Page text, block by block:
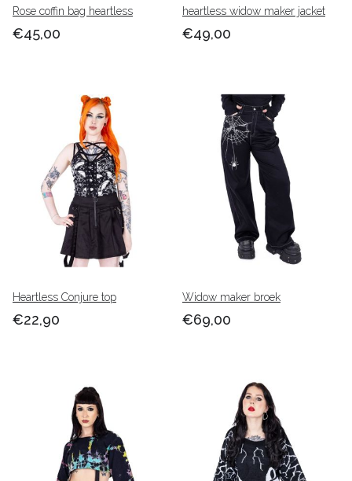
Rose coffin bag heartless
€45,00
heartless widow maker jacket
€49,00
Heartless Conjure top
€22,90
Widow maker broek
€69,00